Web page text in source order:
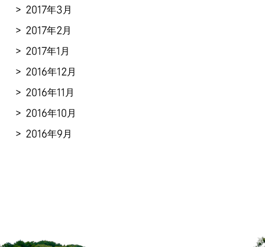
2017年3月
2017年2月
2017年1月
2016年12月
2016年11月
2016年10月
2016年9月